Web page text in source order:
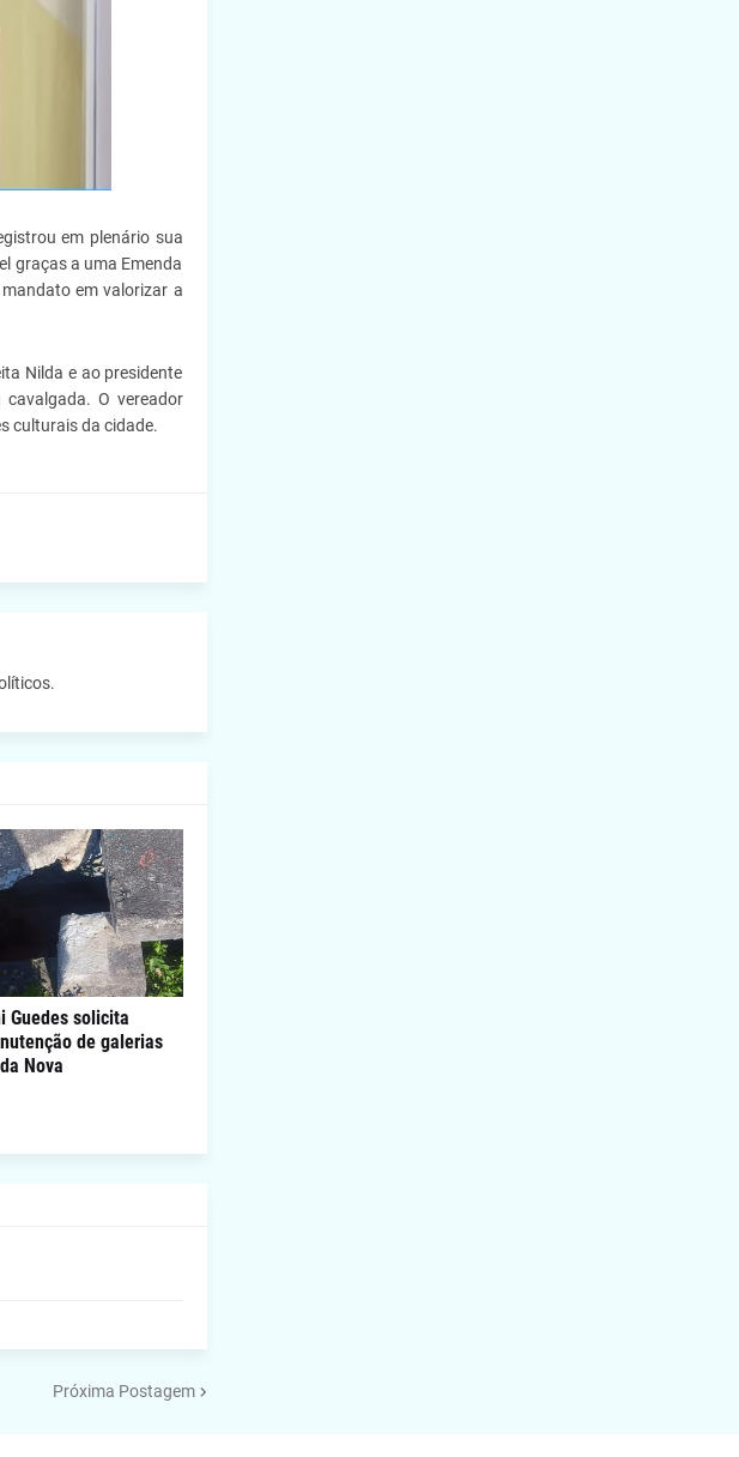
em plenário sua
graças a uma Emenda
em valorizar a
Nilda e ao presidente
O vereador
culturais da cidade.
Guedes solicita
de galerias
Nova
Próxima Postagem